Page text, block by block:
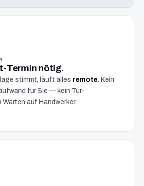
Termin nötig.
stimmt, läuft alles remote. Kein
für Sie — kein Tür-
auf Handwerker.